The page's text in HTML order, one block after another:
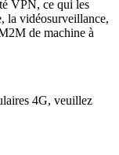
VPN, ce qui les
la vidéosurveillance,
de machine à
4G, veuillez